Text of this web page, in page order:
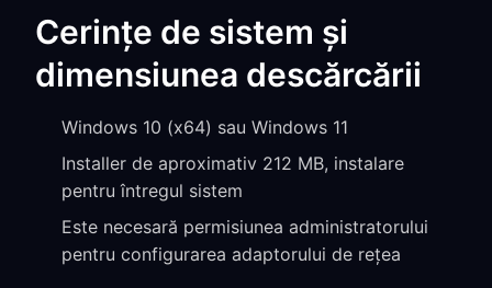
Cerințe de sistem și
dimensiunea descărcării
Windows 10 (x64) sau Windows 11
Installer de aproximativ 212 MB, instalare
pentru întregul sistem
Este necesară permisiunea administratorului
pentru configurarea adaptorului de rețea